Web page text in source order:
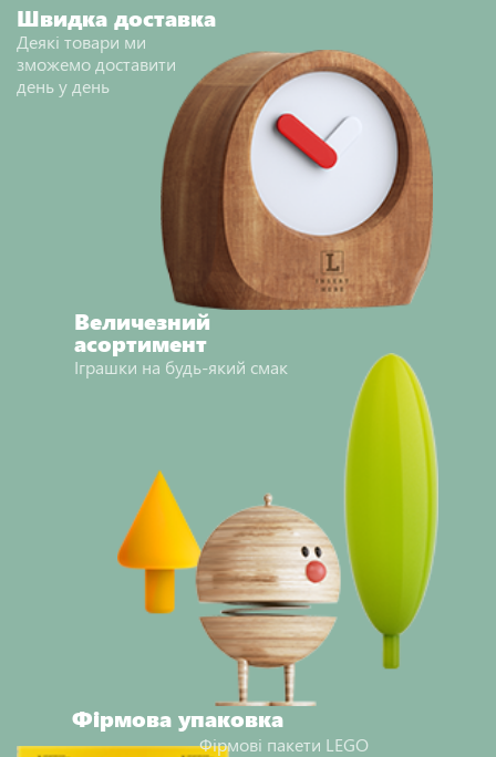
Швидка доставка
Деякі товари ми
зможемо доставити
день у день
Величезний
асортимент
Іграшки на будь-який смак
Фірмова упаковка
Фірмові пакети LEGO